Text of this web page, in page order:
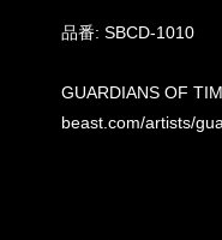
品番: SBCD-1010
GUARDIANS OF
beast.com/artists/